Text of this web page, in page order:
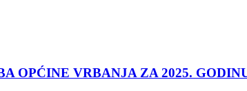
OPĆINE VRBANJA ZA 2025.